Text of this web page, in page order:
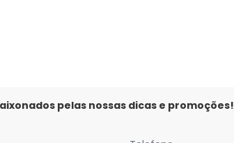
pelas nossas dicas e promoções!